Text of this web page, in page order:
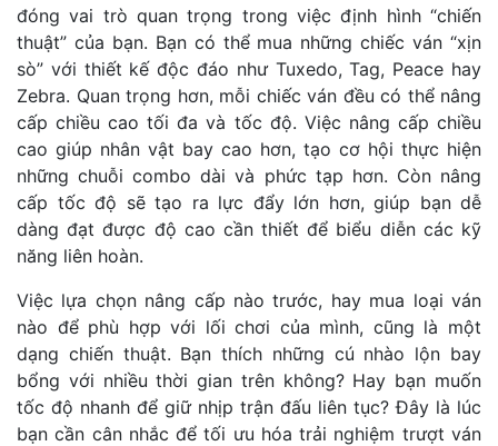
đóng vai trò quan trọng trong việc định hình “chiến
thuật” của bạn. Bạn có thể mua những chiếc ván “xịn
sò” với thiết kế độc đáo như Tuxedo, Tag, Peace hay
Zebra. Quan trọng hơn, mỗi chiếc ván đều có thể nâng
cấp chiều cao tối đa và tốc độ. Việc nâng cấp chiều
cao giúp nhân vật bay cao hơn, tạo cơ hội thực hiện
những chuỗi combo dài và phức tạp hơn. Còn nâng
cấp tốc độ sẽ tạo ra lực đẩy lớn hơn, giúp bạn dễ
dàng đạt được độ cao cần thiết để biểu diễn các kỹ
năng liên hoàn.
Việc lựa chọn nâng cấp nào trước, hay mua loại ván
nào để phù hợp với lối chơi của mình, cũng là một
dạng chiến thuật. Bạn thích những cú nhào lộn bay
bổng với nhiều thời gian trên không? Hay bạn muốn
tốc độ nhanh để giữ nhịp trận đấu liên tục? Đây là lúc
bạn cần cân nhắc để tối ưu hóa trải nghiệm trượt ván